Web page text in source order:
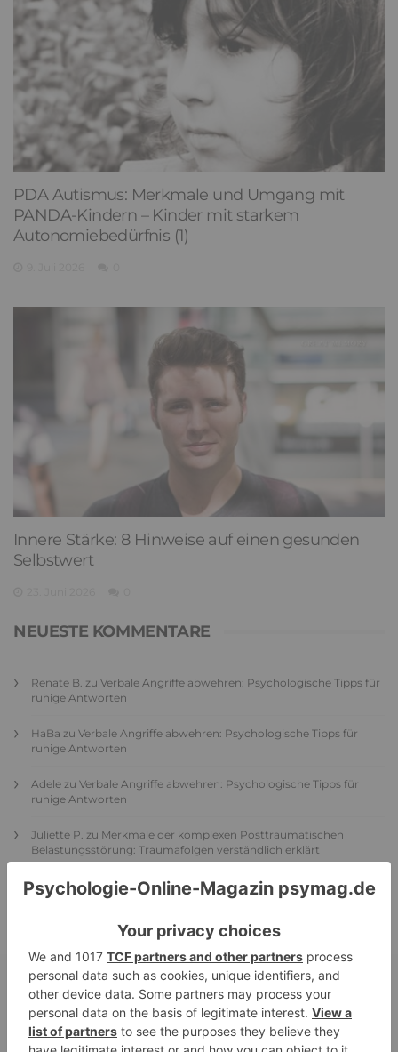
PDA Autismus: Merkmale und Umgang mit
PANDA-Kindern – Kinder mit starkem
Autonomiebedürfnis (1)
Innere Stärke: 8 Hinweise auf einen gesunden
Selbstwert
NEUESTE KOMMENTARE
Renate B. zu Verbale Angriffe abwehren: Psychologische Tipps für
ruhige Antworten
HaBa zu Verbale Angriffe abwehren: Psychologische Tipps für
ruhige Antworten
Adele zu Verbale Angriffe abwehren: Psychologische Tipps für
ruhige Antworten
Juliette P. zu Merkmale der komplexen Posttraumatischen
Belastungsstörung: Traumafolgen verständlich erklärt
AnsgarzuElternteil narzisstisch: So sieht dein heutiges Leben
vermutlich aus – Narzisstisch geprägte Kindheit (1)
DIE BELIEBTESTEN ARTIKEL